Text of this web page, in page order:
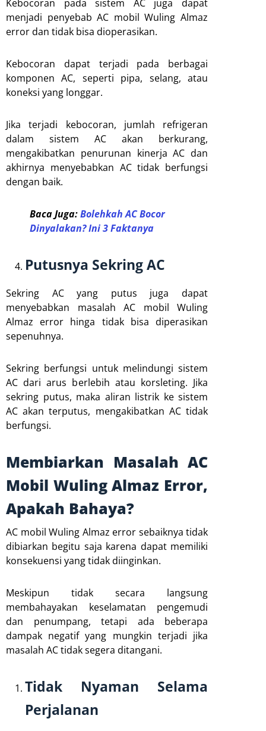
Kebocoran pada sistem AC juga dapat
menjadi penyebab AC mobil Wuling Almaz
error dan tidak bisa dioperasikan.
Kebocoran dapat terjadi pada berbagai
komponen AC, seperti pipa, selang, atau
koneksi yang longgar.
Jika terjadi kebocoran, jumlah refrigeran
dalam sistem AC akan berkurang,
mengakibatkan penurunan kinerja AC dan
akhirnya menyebabkan AC tidak berfungsi
dengan baik.
Baca Juga:Bolehkah AC Bocor
Dinyalakan? Ini 3 Faktanya
Putusnya Sekring AC
Sekring AC yang putus juga dapat
menyebabkan masalah AC mobil Wuling
Almaz error hinga tidak bisa diperasikan
sepenuhnya.
Sekring berfungsi untuk melindungi sistem
AC dari arus berlebih atau korsleting. Jika
sekring putus, maka aliran listrik ke sistem
AC akan terputus, mengakibatkan AC tidak
berfungsi.
Membiarkan Masalah AC
Mobil Wuling Almaz Error,
Apakah Bahaya?
AC mobil Wuling Almaz error sebaiknya tidak
dibiarkan begitu saja karena dapat memiliki
konsekuensi yang tidak diinginkan.
Meskipun tidak secara langsung
membahayakan keselamatan pengemudi
dan penumpang, tetapi ada beberapa
dampak negatif yang mungkin terjadi jika
masalah AC tidak segera ditangani.
Tidak Nyaman Selama
Perjalanan